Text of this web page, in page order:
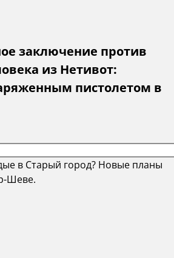
заключение против
из Нетивот:
пистолетом в